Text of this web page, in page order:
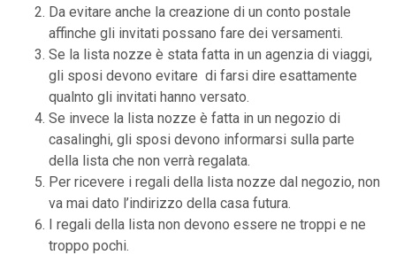
Da evitare anche la creazione di un conto postale
affinche gli invitati possano fare dei versamenti.
Se la lista nozze è stata fatta in un agenzia di viaggi,
gli sposi devono evitare di farsi dire esattamente
qualnto gli invitati hanno versato.
Se invece la lista nozze è fatta in un negozio di
casalinghi, gli sposi devono informarsi sulla parte
della lista che non verrà regalata.
Per ricevere i regali della lista nozze dal negozio, non
va mai dato l’indirizzo della casa futura.
I regali della lista non devono essere ne troppi e ne
troppo pochi.